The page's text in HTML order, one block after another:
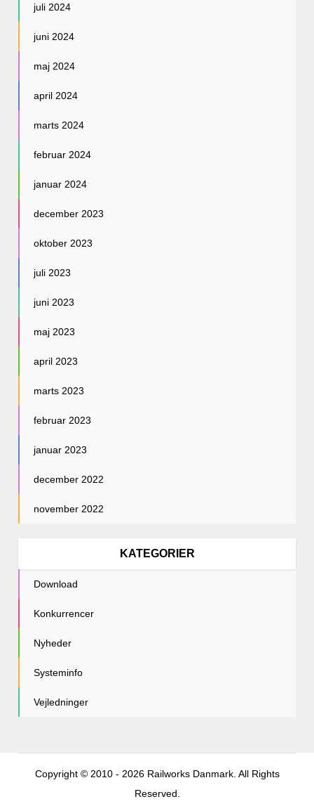
juli 2024
juni 2024
maj 2024
april 2024
marts 2024
februar 2024
januar 2024
december 2023
oktober 2023
juli 2023
juni 2023
maj 2023
april 2023
marts 2023
februar 2023
januar 2023
december 2022
november 2022
KATEGORIER
Download
Konkurrencer
Nyheder
Systeminfo
Vejledninger
Copyright © 2010 - 2026 Railworks Danmark. All Rights
Reserved.